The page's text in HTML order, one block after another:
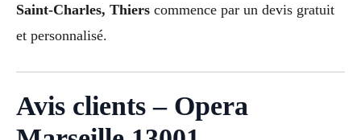
Saint-Charles, Thiers commence par un devis gratuit
et personnalisé.
Avis clients – Opera